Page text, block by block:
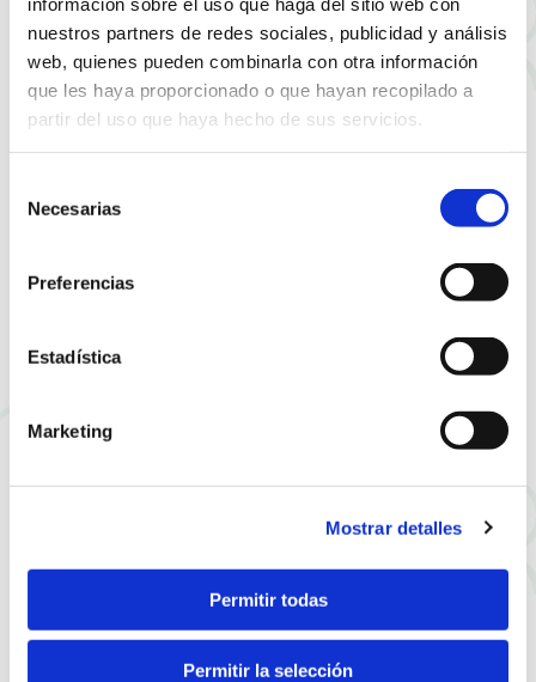
nuestros partners de redes sociales, publicidad y análisis
web, quienes pueden combinarla con otra información
que les haya proporcionado o que hayan recopilado a
partir del uso que haya hecho de sus servicios.
Necesarias
Preferencias
Estadística
Marketing
Mostrar detalles
Permitir todas
Permitir la selección
2023
aplicación de la disposición transitoria única del RD
635/14) Proveedores
3º Trimestre - Resumen (publicación en aplicación de
la disposición transitoria única del RD 635/14)
aplicación de la disposición transitoria única del RD
4º Trimestre - Resumen (publicación en aplicación de
la disposición transitoria única del RD 635/14)
4º Trimestre - Detalle por Entidades (publicación en
aplicación de la disposición transitoria única del RD